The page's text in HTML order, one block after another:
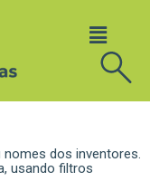
dos inventores.
usando filtros